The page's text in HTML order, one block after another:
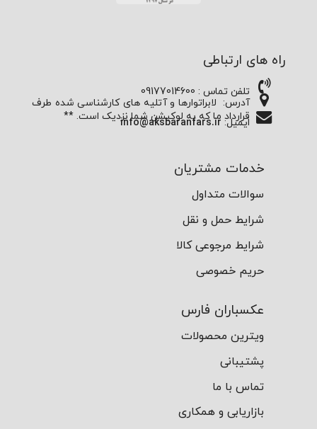
راه های ارتباطی
تلفن تماس : 09177014600
آدرس: لابراتوارها و آتلیه های کارشناسی شده طرف
قرارداد ما که به لوکیشن شما نزدیک است. **
ایمیل: info@aksbaranfars.ir
خدمات مشتریان
سوالات متداول
شرایط حمل و نقل
شرایط مرجوعی کالا
حریم خصوصی
عکسباران فارس
ویترین محصولات
پشتیبانی
تماس با ما
بازاریابی و همکاری